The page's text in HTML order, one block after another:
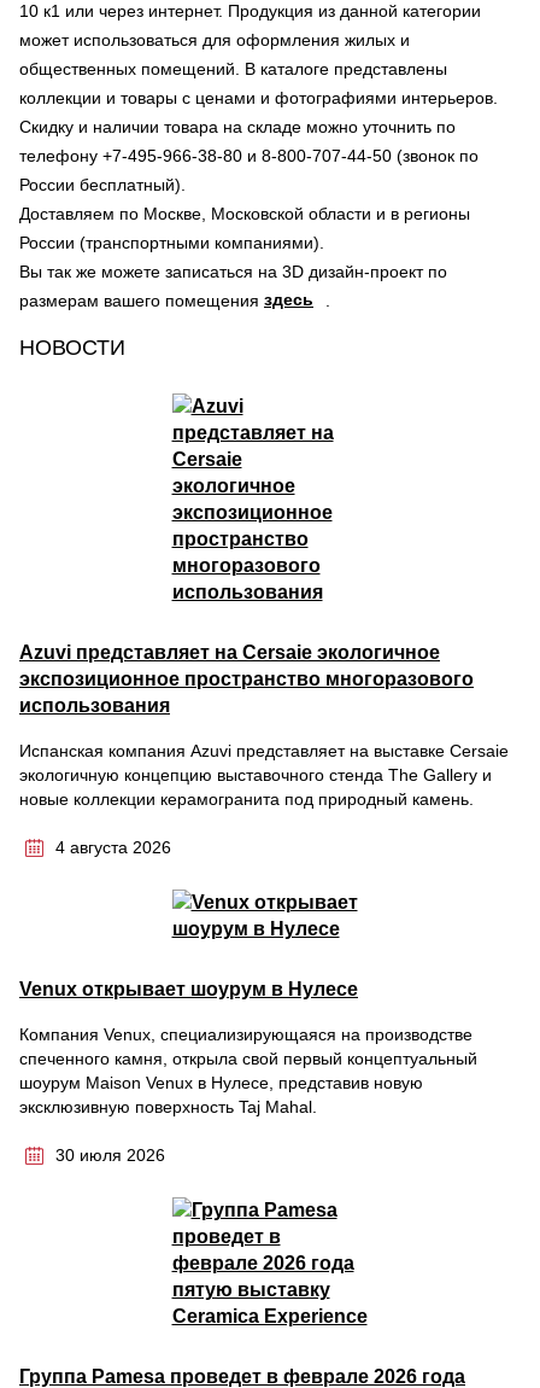
10 к1 или через интернет. Продукция из данной категории
может использоваться для оформления жилых и
общественных помещений. В каталоге представлены
коллекции и товары с ценами и фотографиями интерьеров.
Скидку и наличии товара на складе можно уточнить по
телефону +7-495-966-38-80 и 8-800-707-44-50 (звонок по
России бесплатный).
Доставляем по Москве, Московской области и в регионы
России (транспортными компаниями).
Вы так же можете записаться на 3D дизайн-проект по
размерам вашего помещения здесь
НОВОСТИ
Azuvi представляет на Cersaie экологичное
экспозиционное пространство многоразового
использования
Испанская компания Azuvi представляет на выставке Cersaie
экологичную концепцию выставочного стенда The Gallery и
новые коллекции керамогранита под природный камень.
4 августа 2026
Venux открывает шоурум в Нулесе
Компания Venux, специализирующаяся на производстве
спеченного камня, открыла свой первый концептуальный
шоурум Maison Venux в Нулесе, представив новую
эксклюзивную поверхность Taj Mahal.
30 июля 2026
Группа Pamesa проведет в феврале 2026 года